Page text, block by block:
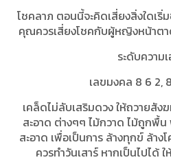
โชคลาภ ตอนนี้จะคิดเสี่ยงสิ่งใดเริ่
คุณควรเสี่ยงโชคกับผู้หญิงหน้าตา
ระดับความ
เลขมงคล 8 6 2,
เคล็ดไม่ลับเสริมดวง ให้ถวายสั
สะอาด ต่างๆๆ ไม้กวาด ไม้ถูกพื้น
สะอาด เพื่อเป็นการ ล้างทุกข์ ล้า
ควรทำวันเสาร์ หากเป็นไปได้